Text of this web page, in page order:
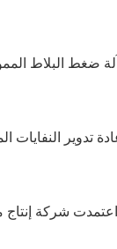
ضغط البلاط
تدوير النفايات